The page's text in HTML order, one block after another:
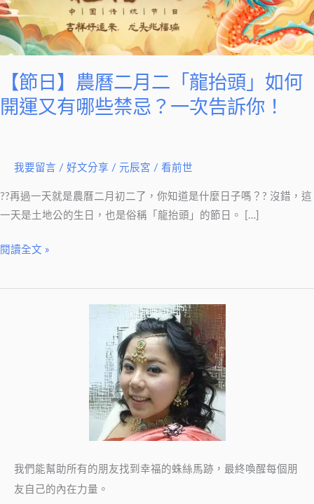
【節日】農曆二月二「龍抬頭」如何
開運又有哪些禁忌？一次告訴你！
我要留言 / 好文分享 / 元辰宮 / 看前世
??再過一天就是農曆二月初二了，你知道是什麼日子嗎？? 沒錯，這
一天是土地公的生日，也是俗稱「龍抬頭」的節日。 […]
曆
二
月
「龍
抬
運
又
哪
禁
閱讀全文 »
我們能幫助所有的朋友找到幸福的蛛絲馬跡，最終喚醒每個朋
友自己的內在力量。